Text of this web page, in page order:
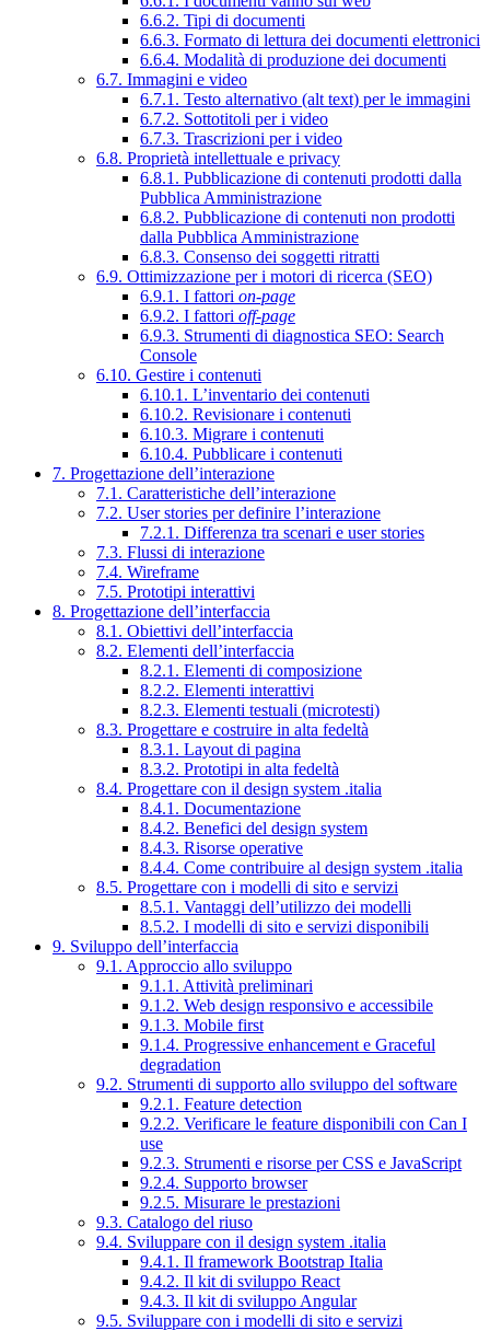
6.6.2. Tipi di documenti
6.6.3. Formato di lettura dei documenti elettronici
6.6.4. Modalità di produzione dei documenti
6.7. Immagini e video
6.7.1. Testo alternativo (alt text) per le immagini
6.7.2. Sottotitoli per i video
6.7.3. Trascrizioni per i video
6.8. Proprietà intellettuale e privacy
6.8.1. Pubblicazione di contenuti prodotti dalla
Pubblica Amministrazione
6.8.2. Pubblicazione di contenuti non prodotti
dalla Pubblica Amministrazione
6.8.3. Consenso dei soggetti ritratti
6.9. Ottimizzazione per i motori di ricerca (SEO)
6.9.1. I fattori on-page
6.9.2. I fattori off-page
6.9.3. Strumenti di diagnostica SEO: Search
Console
6.10. Gestire i contenuti
6.10.1. L’inventario dei contenuti
6.10.2. Revisionare i contenuti
6.10.3. Migrare i contenuti
6.10.4. Pubblicare i contenuti
7. Progettazione dell’interazione
7.1. Caratteristiche dell’interazione
7.2. User stories per definire l’interazione
7.2.1. Differenza tra scenari e user stories
7.3. Flussi di interazione
7.4. Wireframe
7.5. Prototipi interattivi
8. Progettazione dell’interfaccia
8.1. Obiettivi dell’interfaccia
8.2. Elementi dell’interfaccia
8.2.1. Elementi di composizione
8.2.2. Elementi interattivi
8.2.3. Elementi testuali (microtesti)
8.3. Progettare e costruire in alta fedeltà
8.3.1. Layout di pagina
8.3.2. Prototipi in alta fedeltà
8.4. Progettare con il design system .italia
8.4.1. Documentazione
8.4.2. Benefici del design system
8.4.3. Risorse operative
8.4.4. Come contribuire al design system .italia
8.5. Progettare con i modelli di sito e servizi
8.5.1. Vantaggi dell’utilizzo dei modelli
8.5.2. I modelli di sito e servizi disponibili
9. Sviluppo dell’interfaccia
9.1. Approccio allo sviluppo
9.1.1. Attività preliminari
9.1.2. Web design responsivo e accessibile
9.1.3. Mobile first
9.1.4. Progressive enhancement e Graceful
degradation
9.2. Strumenti di supporto allo sviluppo del software
9.2.1. Feature detection
9.2.2. Verificare le feature disponibili con Can I
use
9.2.3. Strumenti e risorse per CSS e JavaScript
9.2.4. Supporto browser
9.2.5. Misurare le prestazioni
9.3. Catalogo del riuso
9.4. Sviluppare con il design system .italia
9.4.1. Il framework Bootstrap Italia
9.4.2. Il kit di sviluppo React
9.4.3. Il kit di sviluppo Angular
9.5. Sviluppare con i modelli di sito e servizi